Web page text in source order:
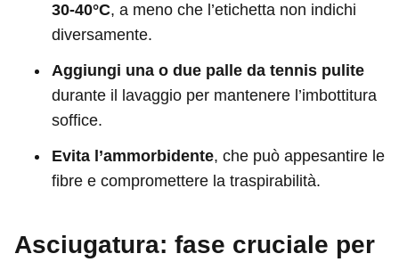
30-40°C, a meno che l’etichetta non indichi
diversamente.
Aggiungi una o due palle da tennis pulite
durante il lavaggio per mantenere l’imbottitura
soffice.
Evita l’ammorbidente, che può appesantire le
fibre e compromettere la traspirabilità.
Asciugatura: fase cruciale per